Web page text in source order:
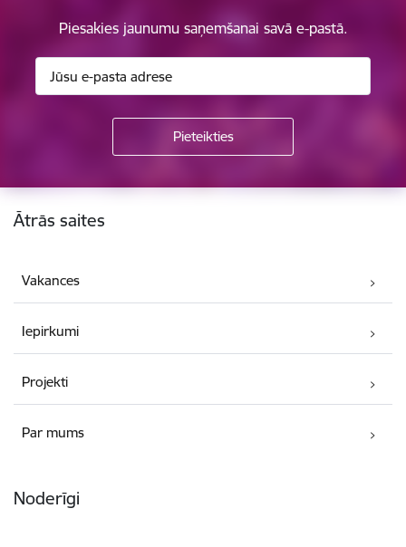
Piesakies jaunumu saņemšanai savā e-pastā.
Kājene
Ātrās saites
Vakances
Iepirkumi
Projekti
Par mums
Noderīgi